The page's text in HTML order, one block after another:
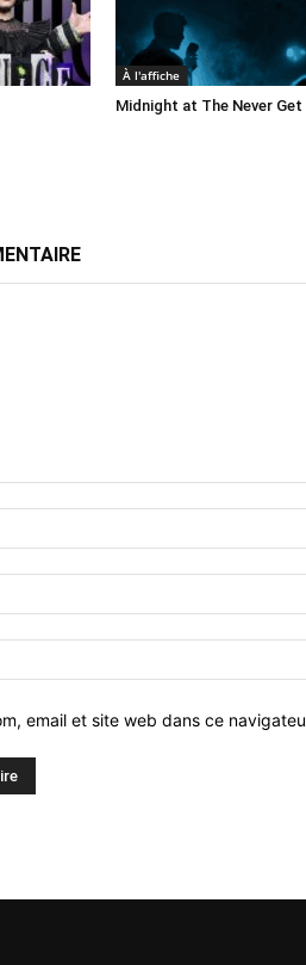
À l'affiche
Midnight at The Never Get
email et site web dans ce